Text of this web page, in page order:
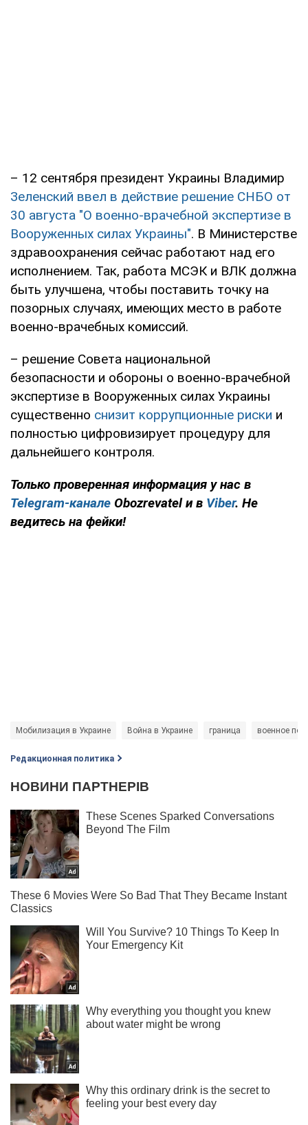
– 12 сентября президент Украины Владимир
Зеленский ввел в действие решение СНБО от
30 августа "О военно-врачебной экспертизе в
Вооруженных силах Украины". В Министерстве
здравоохранения сейчас работают над его
исполнением. Так, работа МСЭК и ВЛК должна
быть улучшена, чтобы поставить точку на
позорных случаях, имеющих место в работе
военно-врачебных комиссий.
– решение Совета национальной
безопасности и обороны о военно-врачебной
экспертизе в Вооруженных силах Украины
существенно снизит коррупционные риски и
полностью цифровизирует процедуру для
дальнейшего контроля.
Только проверенная информация у нас в
Telegram-канале Obozrevatel и в Viber. Не
ведитесь на фейки!
Мобилизация в Украине Война в Украине граница военное
Редакционная политика